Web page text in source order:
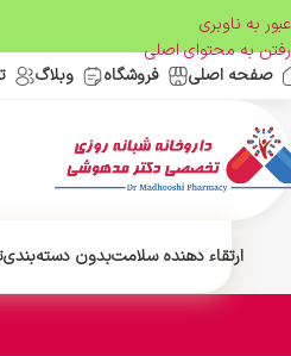
عبور به ناوبری
رفتن به محتوای اصلی
صفحه اصلی
فروشگاه وبلاگ
ارتقاء دهنده سلامتبدون دسته‌بندی